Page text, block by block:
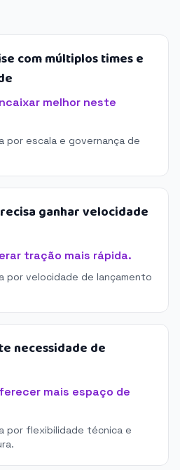
com múltiplos times e
melhor neste
por escala e governança de
ganhar velocidade
tração mais rápida.
por velocidade de lançamento
necessidade de
mais espaço de
por flexibilidade técnica e